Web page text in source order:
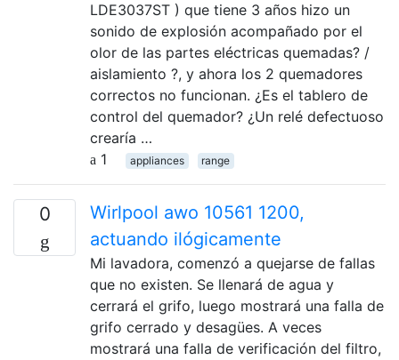
LDE3037ST ) que tiene 3 años hizo un
sonido de explosión acompañado por el
olor de las partes eléctricas quemadas? /
aislamiento ?, y ahora los 2 quemadores
correctos no funcionan. ¿Es el tablero de
control del quemador? ¿Un relé defectuoso
crearía …
1
appliances range
0
Wirlpool awo 10561 1200,
actuando ilógicamente
Mi lavadora, comenzó a quejarse de fallas
que no existen. Se llenará de agua y
cerrará el grifo, luego mostrará una falla de
grifo cerrado y desagües. A veces
mostrará una falla de verificación del filtro,